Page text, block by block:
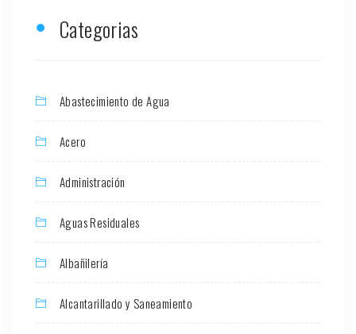
Categorias
Abastecimiento de Agua
Acero
Administración
Aguas Residuales
Albañilería
Alcantarillado y Saneamiento